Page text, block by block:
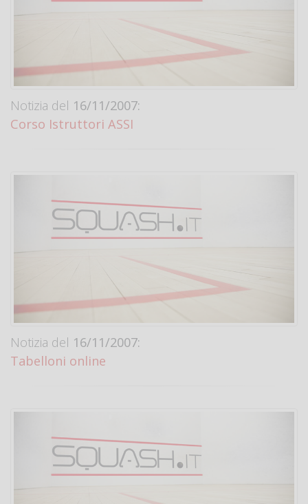
Notizia del 16/11/2007:
Corso Istruttori ASSI
Notizia del 16/11/2007:
Tabelloni online